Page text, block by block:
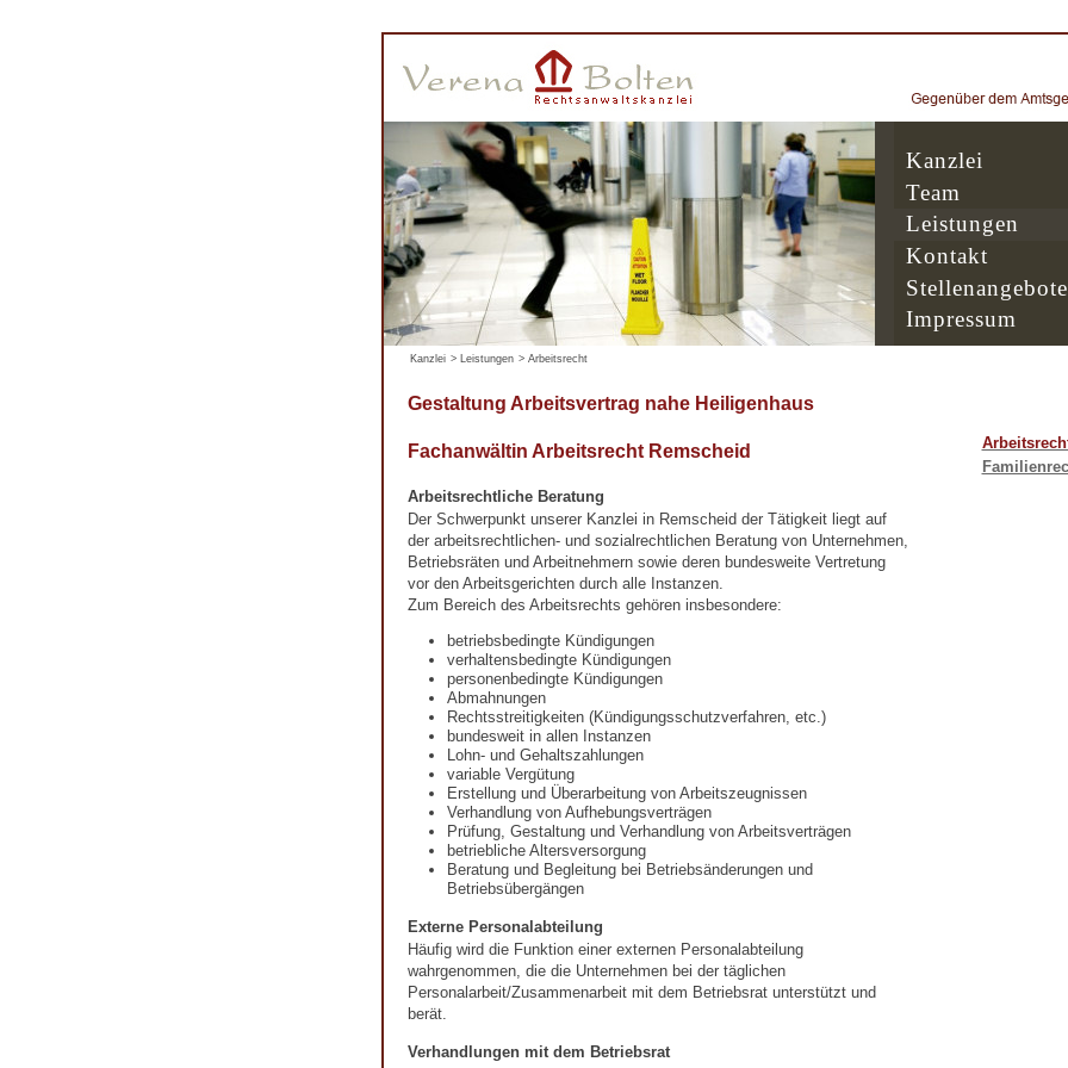
Kanzlei
Team
Leistungen
Kontakt
Stellenangebote
Impressum
Kanzlei > Leistungen > Arbeitsrecht
Gestaltung Arbeitsvertrag nahe Heiligenhaus
Fachanwältin Arbeitsrecht Remscheid
Arbeitsrechtliche Beratung
Der Schwerpunkt unserer Kanzlei in Remscheid der Tätigkeit liegt auf
der arbeitsrechtlichen- und sozialrechtlichen Beratung von Unternehmen,
Betriebsräten und Arbeitnehmern sowie deren bundesweite Vertretung
vor den Arbeitsgerichten durch alle Instanzen.
Zum Bereich des Arbeitsrechts gehören insbesondere:
betriebsbedingte Kündigungen
verhaltensbedingte Kündigungen
personenbedingte Kündigungen
Abmahnungen
Rechtsstreitigkeiten (Kündigungsschutzverfahren, etc.)
bundesweit in allen Instanzen
Lohn- und Gehaltszahlungen
variable Vergütung
Erstellung und Überarbeitung von Arbeitszeugnissen
Verhandlung von Aufhebungsverträgen
Prüfung, Gestaltung und Verhandlung von Arbeitsverträgen
betriebliche Altersversorgung
Beratung und Begleitung bei Betriebsänderungen und
Betriebsübergängen
Externe Personalabteilung
Häufig wird die Funktion einer externen Personalabteilung
wahrgenommen, die die Unternehmen bei der täglichen
Personalarbeit/Zusammenarbeit mit dem Betriebsrat unterstützt und
berät.
Verhandlungen mit dem Betriebsrat